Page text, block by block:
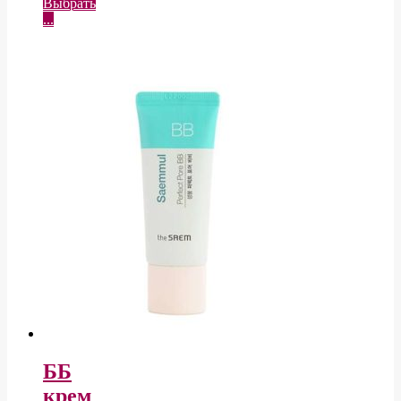
Выбрать
...
ББ
крем